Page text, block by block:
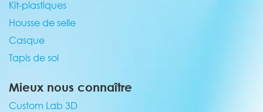
Kit-plastiques
Housse de selle
Casque
Tapis de sol
Mieux nous connaître
Custom Lab 3D